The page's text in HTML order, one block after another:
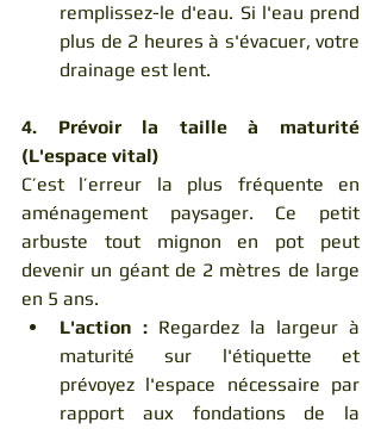
remplissez-le d'eau. Si l'eau prend
plus de 2 heures à s'évacuer, votre
drainage est lent.
4. Prévoir la taille à maturité
(L'espace vital)
C’est l’erreur la plus fréquente en
aménagement paysager. Ce petit
arbuste tout mignon en pot peut
devenir un géant de 2 mètres de large
en 5 ans.
L'action : Regardez la largeur à
maturité sur l'étiquette et
prévoyez l'espace nécessaire par
rapport aux fondations de la